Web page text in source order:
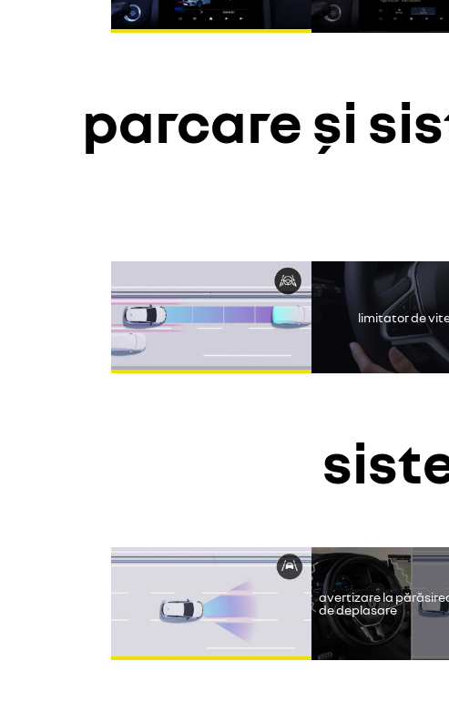
parcare și
limitator de
avertizare la
de deplasare